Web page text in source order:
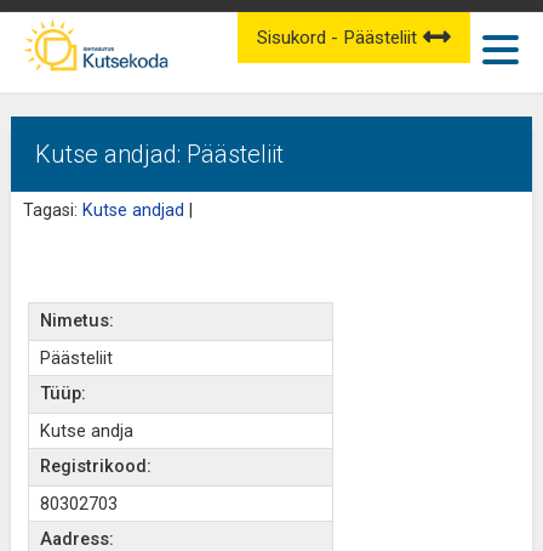
Kutse andjad: Päästeliit
Tagasi: Kutse andjad
Sisukord - Päästeliit
Nimetus:
Päästeliit
Tüüp:
Kutse andja
Registrikood:
80302703
Aadress: